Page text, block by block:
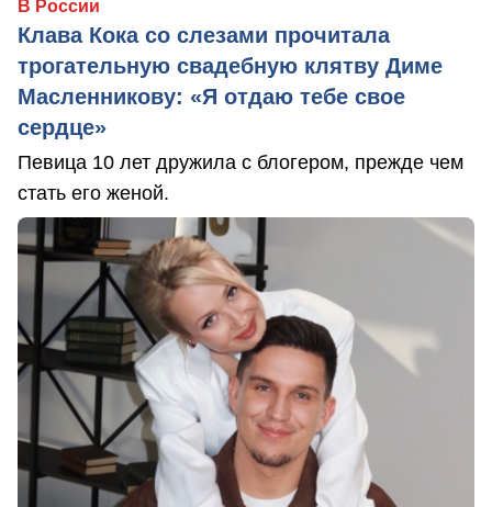
В России
Клава Кока со слезами прочитала
трогательную свадебную клятву Диме
Масленникову: «Я отдаю тебе свое
сердце»
Певица 10 лет дружила с блогером, прежде чем
стать его женой.